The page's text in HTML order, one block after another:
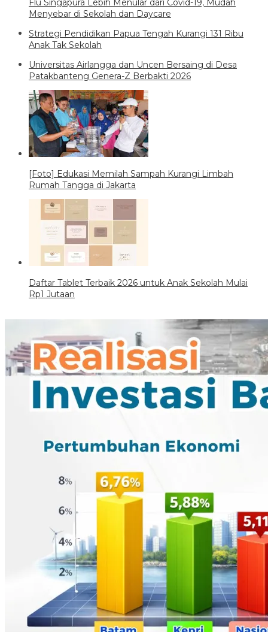
Flu Singapura Lebih Menular dari Covid-19, Mudah
Menyebar di Sekolah dan Daycare
Strategi Pendidikan Papua Tengah Kurangi 131 Ribu
Anak Tak Sekolah
Universitas Airlangga dan Uncen Bersaing di Desa
Patakbanteng Genera-Z Berbakti 2026
[Foto] Edukasi Memilah Sampah Kurangi Limbah
Rumah Tangga di Jakarta
Daftar Tablet Terbaik 2026 untuk Anak Sekolah Mulai
Rp1 Jutaan